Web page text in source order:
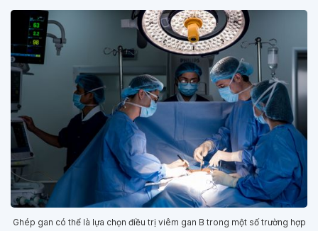
Ghép gan có thể là lựa chọn điều trị viêm gan B trong một số trường hợp